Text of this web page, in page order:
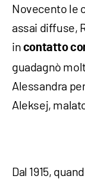
Novecento le
assai diffuse,
in contatto
guadagnò
Alessandra
Aleksej,
Dal 1915,